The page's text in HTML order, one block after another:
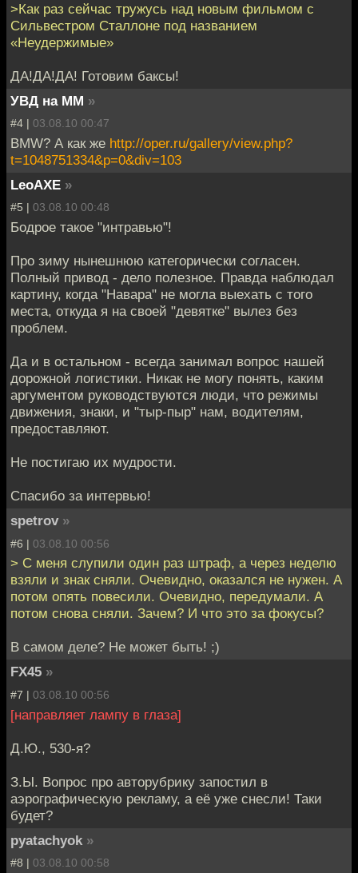
>Как раз сейчас тружусь над новым фильмом с
Сильвестром Сталлоне под названием
«Неудержимые»
ДА!ДА!ДА! Готовим баксы!
УВД на ММ »
#4 | 03.08.10 00:47
BMW? А как же http://oper.ru/gallery/view.php?
t=1048751334&p=0&div=103
LeoAXE »
#5 | 03.08.10 00:48
Бодрое такое "интравью"!
Про зиму нынешнюю категорически согласен.
Полный привод - дело полезное. Правда наблюдал
картину, когда "Навара" не могла выехать с того
места, откуда я на своей "девятке" вылез без
проблем.
Да и в остальном - всегда занимал вопрос нашей
дорожной логистики. Никак не могу понять, каким
аргументом руководствуются люди, что режимы
движения, знаки, и "тыр-пыр" нам, водителям,
предоставляют.
Не постигаю их мудрости.
Спасибо за интервью!
spetrov »
#6 | 03.08.10 00:56
> С меня слупили один раз штраф, а через неделю
взяли и знак сняли. Очевидно, оказался не нужен. А
потом опять повесили. Очевидно, передумали. А
потом снова сняли. Зачем? И что это за фокусы?
В самом деле? Не может быть! ;)
FX45 »
#7 | 03.08.10 00:56
[направляет лампу в глаза]
Д.Ю., 530-я?
З.Ы. Вопрос про авторубрику запостил в
аэрографическую рекламу, а её уже снесли! Таки
будет?
pyatachyok »
#8 | 03.08.10 00:58